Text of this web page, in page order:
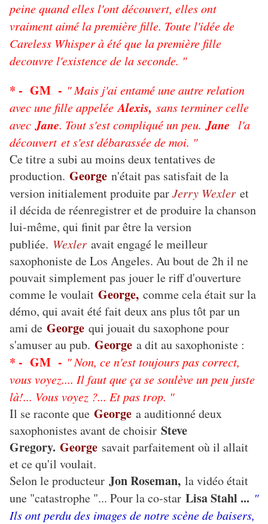
peine quand elles l'ont découvert, elles ont
vraiment aimé la première fille. Toute l'idée de
Careless Whisper à été que la première fille
decouvre l'existence de la seconde. "
* - GM - " Mais j'ai entamé une autre relation
avec une fille appeléeAlexis, sans terminer celle
avecJane. Tout s'est compliqué un peu.Jane l'a
découvert et s'est débarassée de moi. "
Ce titre a subi au moins deux tentatives de
production. George n'était pas satisfait de la
version initialement produite parJerry Wexler et
il décida de réenregistrer et de produire la chanson
lui-même, qui finit par être la version
publiée. Wexler avait engagé le meilleur
saxophoniste de Los Angeles. Au bout de 2h il ne
pouvait simplement pas jouer le riff d'ouverture
comme le voulait George, comme cela était sur la
démo, qui avait été fait deux ans plus tôt par un
ami de George qui jouait du saxophone pour
s'amuser au pub. George a dit au saxophoniste :
* - GM - " Non, ce n'est toujours pas correct,
vous voyez.... Il faut que ça se soulève un peu juste
là!... Vous voyez ?... Et pas trop. "
Il se raconte que George a auditionné deux
saxophonistes avant de choisir Steve
Gregory. George savait parfaitement où il allait
et ce qu'il voulait.
Selon le producteur Jon Roseman, la vidéo était
une "catastrophe "... Pour la co-star Lisa Stahl ... "
Ils ont perdu des images de notre scène de baisers,